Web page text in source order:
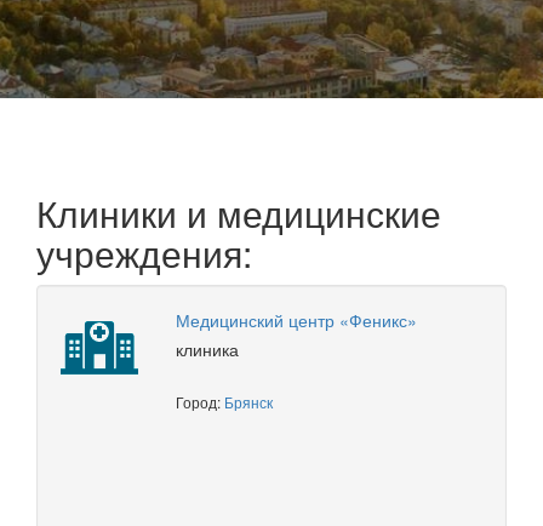
Клиники и медицинские
учреждения:
Медицинский центр «Феникс»
клиника
Город: Брянск